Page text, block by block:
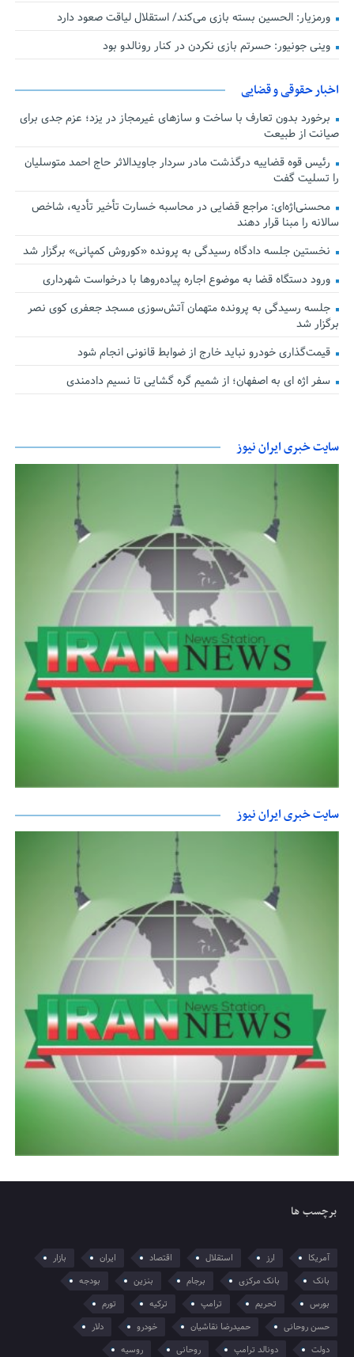
ورمزیار: الحسین بسته بازی می‌کند/ استقلال لیاقت صعود دارد
وینی جونیور: حسرتم بازی نکردن در کنار رونالدو بود
اخبار حقوقی و قضایی
برخورد بدون تعارف با ساخت‌ و سازهای غیرمجاز در یزد؛ عزم جدی برای
صیانت از طبیعت
رئیس قوه قضاییه درگذشت مادر سردار جاویدالاثر حاج احمد متوسلیان
را تسلیت گفت
محسنی‌اژه‌ای: مراجع قضایی در محاسبه خسارت تأخیر تأدیه، شاخص
سالانه را مبنا قرار دهند
نخستین جلسه دادگاه رسیدگی به پرونده «کوروش کمپانی» برگزار شد
ورود دستگاه قضا به موضوع اجاره پیاده‌روها با درخواست شهرداری
جلسه رسیدگی به پرونده متهمان آتش‌سوزی مسجد جعفری کوی نصر
برگزار شد
قیمت‌گذاری خودرو نباید خارج از ضوابط قانونی انجام شود
سفر اژه ای به اصفهان؛ از شمیم گره گشایی تا نسیم دادمندی
سایت خبری ایران نیوز
سایت خبری ایران نیوز
برچسب ها
آمریکا ارز استقلال اقتصاد ایران
بازار
بانک
بانک مرکزی برجام بنزین
بودجه
بورس
تحریم ترامپ ترکیه
تورم
حسن روحانی
حمیدرضا نقاشیان خودرو
دلار
دولت
دونالد ترامپ روحانی روسیه